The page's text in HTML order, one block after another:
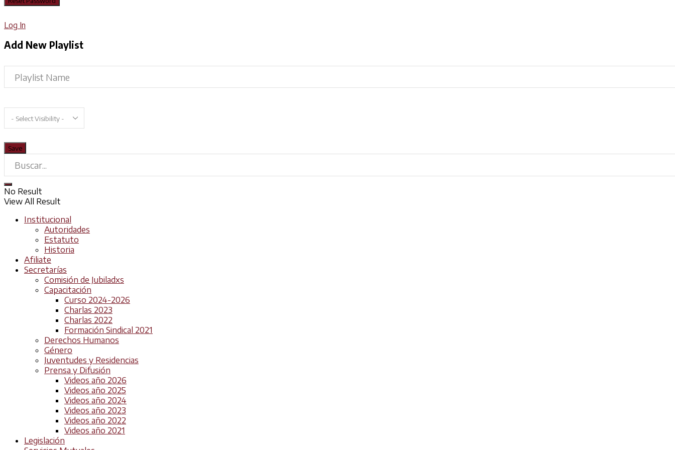
Log In
Add New Playlist
No Result
View All Result
Institucional
Autoridades
Estatuto
Historia
Afiliate
Secretarías
Comisión de Jubiladxs
Capacitación
Curso 2024-2026
Charlas 2023
Charlas 2022
Formación Sindical 2021
Derechos Humanos
Género
Juventudes y Residencias
Prensa y Difusión
Videos año 2026
Videos año 2025
Videos año 2024
Videos año 2023
Videos año 2022
Videos año 2021
Legislación